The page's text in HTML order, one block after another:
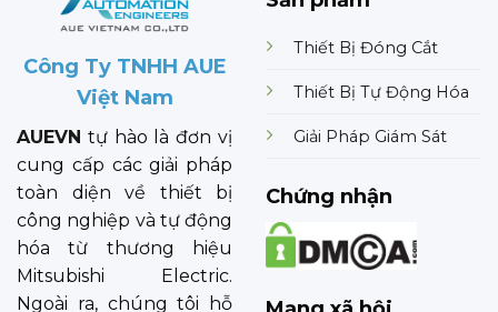
Công Ty TNHH AUE
Việt Nam
AUEVN tự hào là đơn vị
cung cấp các giải pháp
toàn diện về thiết bị
công nghiệp và tự động
hóa từ thương hiệu
Mitsubishi Electric.
Ngoài ra, chúng tôi hỗ
Thiết Bị Đóng Cắt
Thiết Bị Tự Động Hóa
Giải Pháp Giám Sát
Chứng nhận